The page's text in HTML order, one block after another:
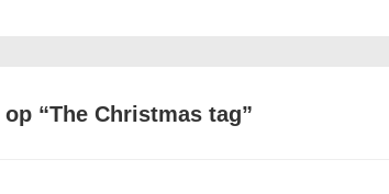
“The Christmas tag”